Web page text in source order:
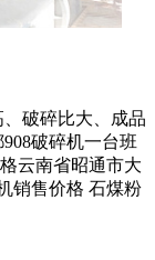
破碎比大、成品
破碎机一台班
云南省昭通市大
销售价格 石煤粉